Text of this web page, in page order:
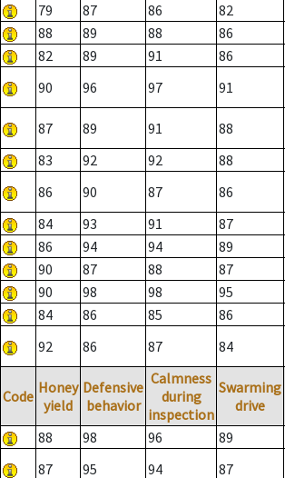
79 87 86 82
88 89 88 86
82 89 91 86
90 96 97 91
87 89 91 88
83 92 92 88
86 90 87 86
84 93 91 87
86 94 94 89
90 87 88 87
90 98 98 95
84 86 85 86
92 86 87 84
Code Honey
yield
Defensive
behavior
Calmness
during
inspection
Swarming
drive
88 98 96 89
87 95 94 87